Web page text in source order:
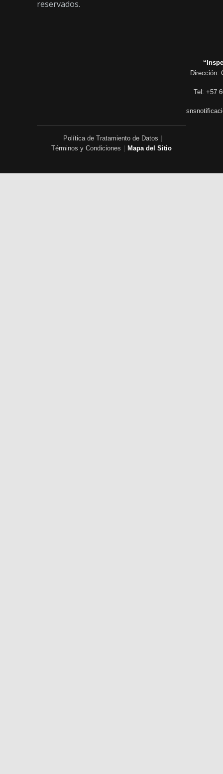
reservados.
Dirección:
Tel: +57
Política de Tratamiento de Datos
Términos y Condiciones
Mapa del Sitio